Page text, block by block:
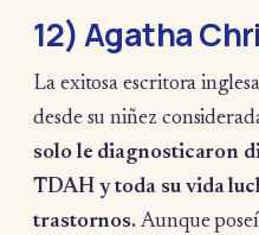
12) Agatha
La exitosa escritora
desde su niñez
solo le diagnosticaron
TDAH y toda su vida
trastornos.Aunque